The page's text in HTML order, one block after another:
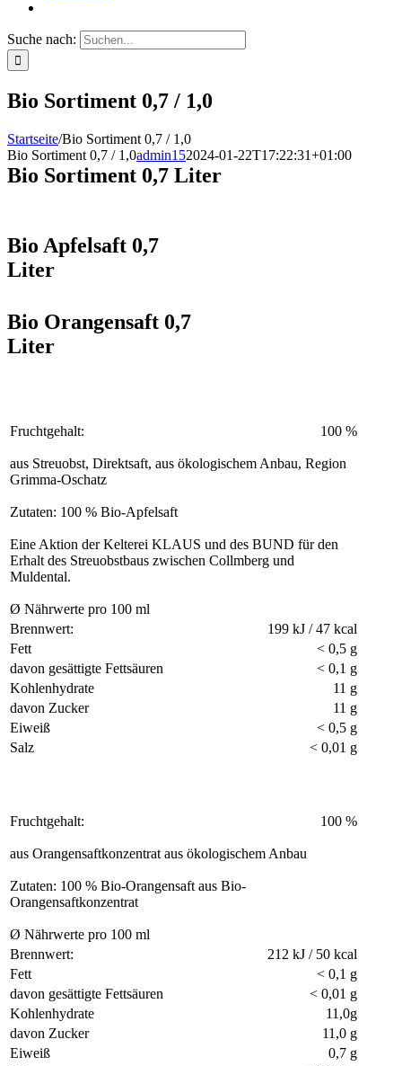
Suche nach:
Bio Sortiment 0,7 / 1,0
Startseite/Bio Sortiment 0,7 / 1,0
Bio Sortiment 0,7 / 1,0admin152024-01-22T17:22:31+01:00
Bio Sortiment 0,7 Liter
Bio Apfelsaft 0,7
Liter
Bio Orangensaft 0,7
Liter
Fruchtgehalt: 100 %
aus Streuobst, Direktsaft, aus ökologischem Anbau, Region
Grimma-Oschatz
Zutaten: 100 % Bio-Apfelsaft
Eine Aktion der Kelterei KLAUS und des BUND für den
Erhalt des Streuobstbaus zwischen Collmberg und
Muldental.
Ø Nährwerte pro 100 ml
Brennwert:
199 kJ / 47 kcal
Fett
< 0,5 g
davon gesättigte Fettsäuren
< 0,1 g
Kohlenhydrate
11 g
davon Zucker
11 g
Eiweiß
< 0,5 g
Salz
< 0,01 g
Fruchtgehalt: 100 %
aus Orangensaftkonzentrat aus ökologischem Anbau
Zutaten: 100 % Bio-Orangensaft aus Bio-
Orangensaftkonzentrat
Ø Nährwerte pro 100 ml
Brennwert:
212 kJ / 50 kcal
Fett
< 0,1 g
davon gesättigte Fettsäuren
< 0,01 g
Kohlenhydrate
11,0g
davon Zucker
11,0 g
Eiweiß
0,7 g